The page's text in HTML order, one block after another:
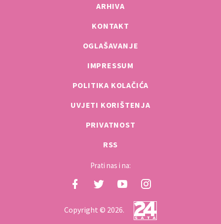
ARHIVA
KONTAKT
OGLAŠAVANJE
IMPRESSUM
POLITIKA KOLAČIĆA
UVJETI KORIŠTENJA
PRIVATNOST
RSS
Prati nas i na:
Copyright © 2026.